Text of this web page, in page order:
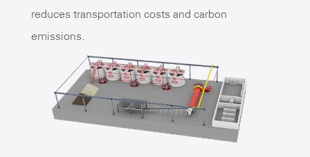
reduces transportation costs and carbon
emissions.